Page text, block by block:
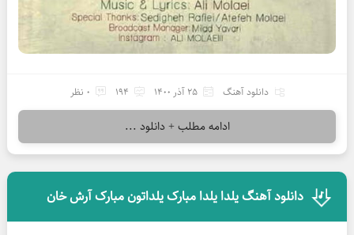
دانلود آهنگ 25 آذر 1400 194 0 نظر
ادامه مطلب + دانلود ...
دانلود آهنگ یلدا یلدا مبارک یلداتون مبارک آرش خان